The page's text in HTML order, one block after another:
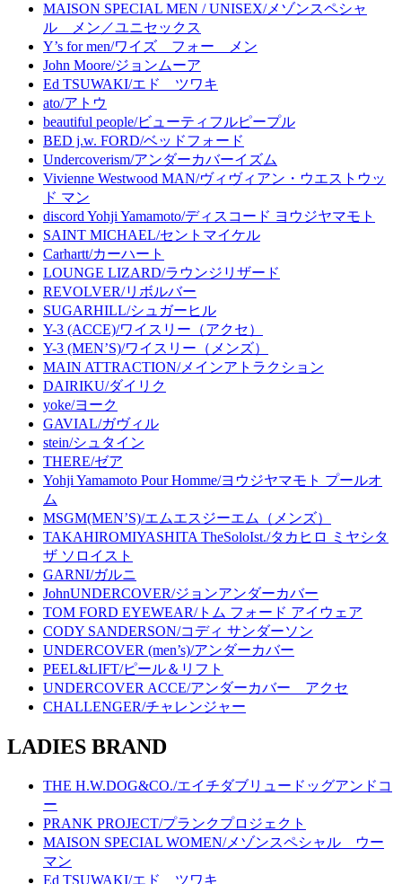
MAISON SPECIAL MEN / UNISEX/メゾンスペシャ
ル メン／ユニセックス
Y’s for men/ワイズ フォー メン
John Moore/ジョンムーア
Ed TSUWAKI/エド ツワキ
ato/アトウ
beautiful people/ビューティフルピープル
BED j.w. FORD/ベッドフォード
Undercoverism/アンダーカバーイズム
Vivienne Westwood MAN/ヴィヴィアン・ウエストウッ
ド マン
discord Yohji Yamamoto/ディスコード ヨウジヤマモト
SAINT MICHAEL/セントマイケル
Carhartt/カーハート
LOUNGE LIZARD/ラウンジリザード
REVOLVER/リボルバー
SUGARHILL/シュガーヒル
Y-3 (ACCE)/ワイスリー（アクセ）
Y-3 (MEN’S)/ワイスリー（メンズ）
MAIN ATTRACTION/メインアトラクション
DAIRIKU/ダイリク
yoke/ヨーク
GAVIAL/ガヴィル
stein/シュタイン
THERE/ゼア
Yohji Yamamoto Pour Homme/ヨウジヤマモト プールオ
ム
MSGM(MEN’S)/エムエスジーエム（メンズ）
TAKAHIROMIYASHITA TheSoloIst./タカヒロ ミヤシタ
ザ ソロイスト
GARNI/ガルニ
JohnUNDERCOVER/ジョンアンダーカバー
TOM FORD EYEWEAR/トム フォード アイウェア
CODY SANDERSON/コディ サンダーソン
UNDERCOVER (men’s)/アンダーカバー
PEEL&LIFT/ピール＆リフト
UNDERCOVER ACCE/アンダーカバー アクセ
CHALLENGER/チャレンジャー
LADIES BRAND
THE H.W.DOG&CO./エイチダブリュードッグアンドコ
ー
PRANK PROJECT/プランクプロジェクト
MAISON SPECIAL WOMEN/メゾンスペシャル ウー
マン
Ed TSUWAKI/エド ツワキ